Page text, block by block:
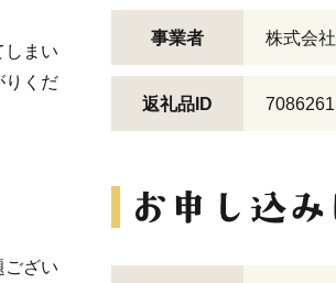
しまい
りくだ
ござい
事業者 株式会
返礼品ID 7086261